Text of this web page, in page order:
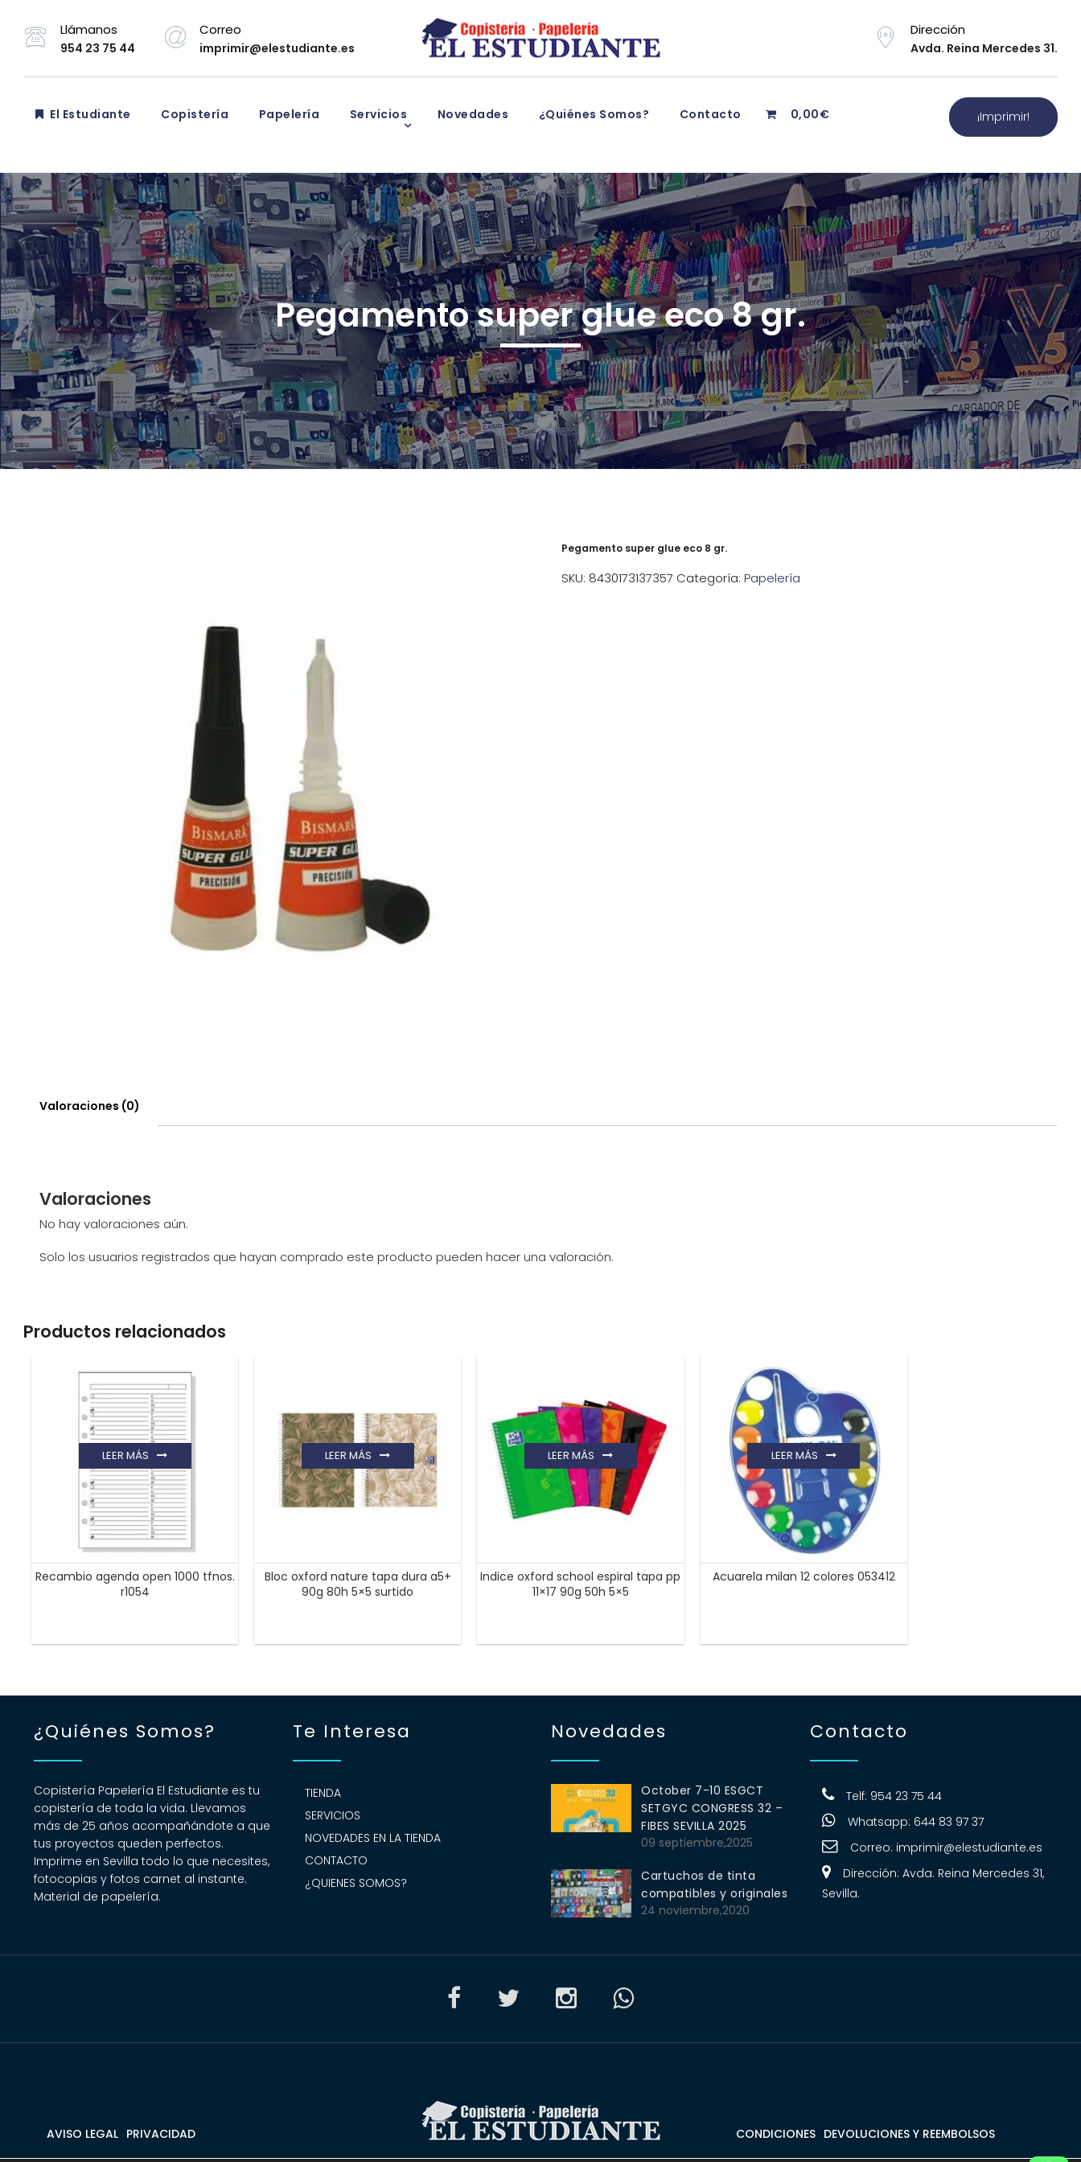
Llámanos
954 23 75 44
Correo
imprimir@elestudiante.es
Dirección
Avda. Reina Mercedes 31.
El Estudiante Copistería Papelería Servicios Novedades ¿Quiénes Somos? Contacto 0,00€ ¡Imprimir!
Pegamento super glue eco 8 gr.
Pegamento super glue eco 8 gr.
SKU: 8430173137357 Categoría: Papelería
Valoraciones (0)
Valoraciones
No hay valoraciones aún.
Solo los usuarios registrados que hayan comprado este producto pueden hacer una valoración.
Productos relacionados
Recambio agenda open 1000 tfnos.
r1054
LEER MÁS
Bloc oxford nature tapa dura a5+
90g 80h 5×5 surtido
LEER MÁS
Indice oxford school espiral tapa pp
11×17 90g 50h 5×5
LEER MÁS
Acuarela milan 12 colores 053412
LEER MÁS
¿Quiénes Somos?
Copistería Papelería El Estudiante es tu
copistería de toda la vida. Llevamos
más de 25 años acompañándote a que
tus proyectos queden perfectos.
Imprime en Sevilla todo lo que necesites,
fotocopias y fotos carnet al instante.
Material de papelería.
Te Interesa
TIENDA
SERVICIOS
NOVEDADES EN LA TIENDA
CONTACTO
¿QUIENES SOMOS?
Novedades
October 7-10 ESGCT
SETGYC CONGRESS 32 –
FIBES SEVILLA 2025
09 septiembre,2025
Cartuchos de tinta
compatibles y originales
24 noviembre,2020
Contacto
Telf: 954 23 75 44
Whatsapp: 644 83 97 37
Correo: imprimir@elestudiante.es
Dirección: Avda. Reina Mercedes 31,
Sevilla.
AVISO LEGAL PRIVACIDAD CONDICIONES DEVOLUCIONES Y REEMBOLSOS